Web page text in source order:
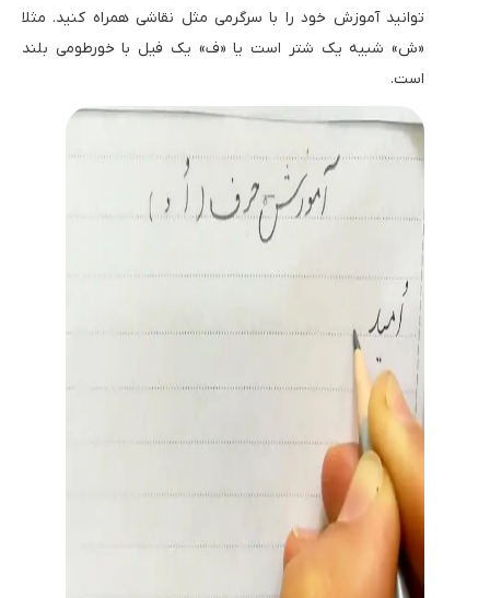
توانید آموزش خود را با سرگرمی مثل نقاشی همراه کنید. مثلا
«ش» شبیه یک شتر است یا «ف» یک فیل با خورطومی بلند
است.